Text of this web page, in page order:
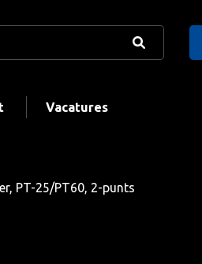
Vacatures
PT-25/PT60, 2-punts